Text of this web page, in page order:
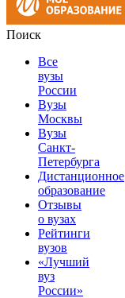
Поиск
Все
вузы
России
Вузы
Москвы
Вузы
Санкт-
Петербурга
Дистанционное
образование
Отзывы
о вузах
Рейтинги
вузов
«Лучший
вуз
России»